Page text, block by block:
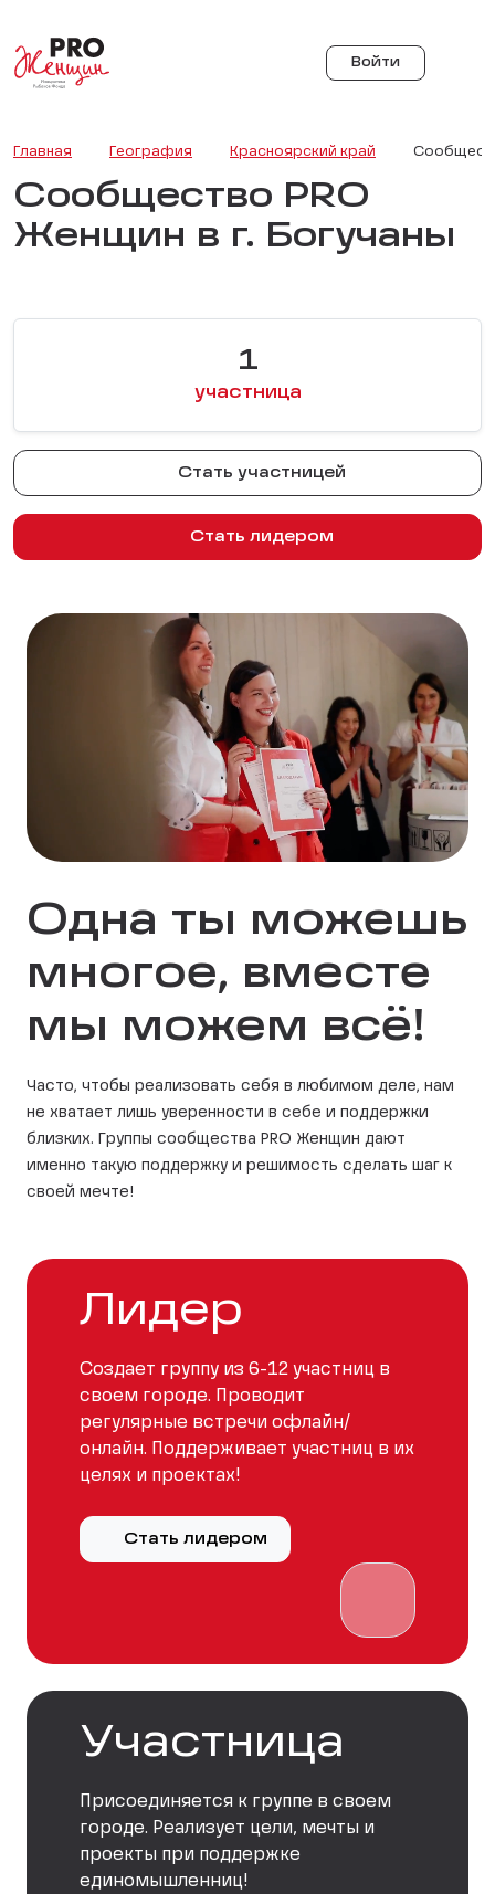
Войти
Главная География Красноярский край
Сообщество PRO
Женщин в г. Богучаны
1
участница
Стать участницей
Стать лидером
Одна ты можешь
многое, вместе
мы можем всё!
Часто, чтобы реализовать себя в любимом деле, нам
не хватает лишь уверенности в себе и поддержки
близких. Группы сообщества PRO Женщин дают
именно такую поддержку и решимость сделать шаг к
своей мечте!
Лидер
Создает группу из 6-12 участниц в
своем городе. Проводит
регулярные встречи офлайн/
онлайн. Поддерживает участниц в их
целях и проектах!
Стать лидером
Участница
Присоединяется к группе в своем
городе. Реализует цели, мечты и
проекты при поддержке
единомышленниц!